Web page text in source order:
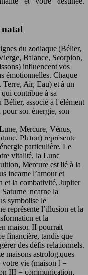
natal
du zodiaque (Bélier,
Balance, Scorpion,
influencent vos
émotionnelles. Chaque
Terre, Air, Eau) et à un
contribue à sa
associé à l’élément
son énergie, son
Mercure, Vénus,
Pluton) représente
particulière. Le
vitalité, la Lune
Mercure est lié à la
incarne l’amour et
et la combativité, Jupiter
incarne la
symbolise le
représente l’illusion et la
et la
maison II pourrait
financière, tandis que
des défis relationnels.
maisons astrologiques
votre vie (maison I =
III = communication,